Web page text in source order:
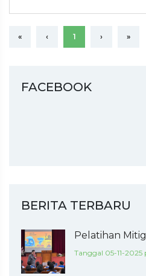
« ‹ 1 › »
FACEBOOK
BERITA TERBARU
Pelatihan
Tanggal 05-11-2025